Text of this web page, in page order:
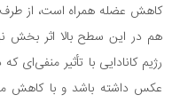
کاهش عضله همراه است، از
هم در این سطح بالا اثر بخش
رژیم کانادایی با تأثیر
عکس داشته باشد و با کاهش